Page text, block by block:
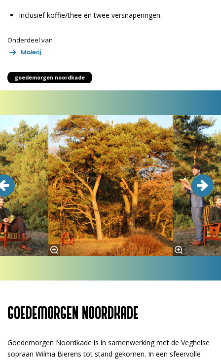
Inclusief koffie/thee en twee versnaperingen.
Onderdeel van
Malerij
goedemorgen noordkade
Overslaan
GOEDEMORGEN NOORDKADE
Goedemorgen Noordkade is in samenwerking met de Veghelse
sopraan Wilma Bierens tot stand gekomen. In een sfeervolle